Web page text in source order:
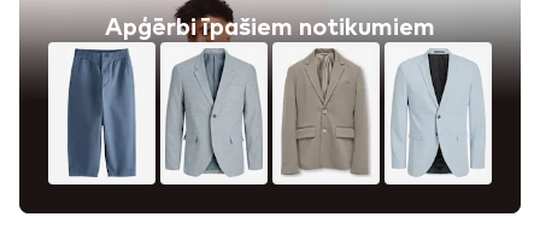
Apģērbi īpašiem notikumiem